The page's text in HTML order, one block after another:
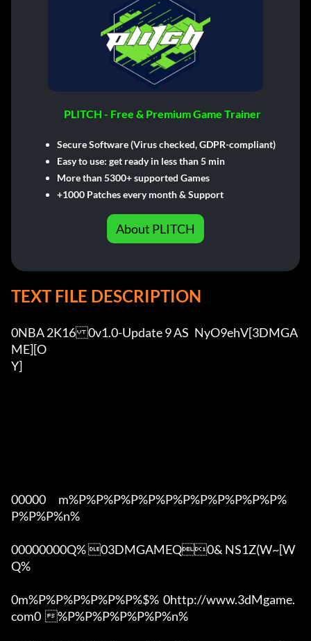
PLITCH - Free & Premium Game Trainer
Secure Software (Virus checked, GDPR-compliant)
Easy to use: get ready in less than 5 min
More than 5300+ supported Games
+1000 Patches every month & Support
About PLITCH
TEXT FILE DESCRIPTION
0NBA 2K160v1.0-Update 9 AS	NyO9ehV[3DMGA
ME][O
Y]
00000      m%P%P%P%P%P%P%P%P%P%P%P%P%
P%P%P%n%
00000000Q% 03DMGAMEQ0& NS1Z(W~[W
Q%
0m%P%P%P%P%P%P%$%  0http://www.3dMgame.
com0  %P%P%P%P%P%P%n%